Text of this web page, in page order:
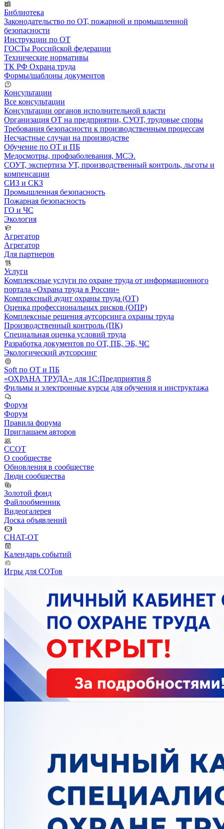
Библиотека
Законодательство по ОТ, пожарной и промышленной
безопасности
Инструкции по ОТ
ГОСТы Российской федерации
Технические нормативы
ТК РФ Охрана труда
Формы/шаблоны документов
Консультации
Все консультации
Консультации органов исполнительной власти
Организация ОТ на предприятии, СУОТ, трудовые споры
Требования безопасности к производственным процессам
Несчастные случаи на производстве
Обучение по ОТ и ПБ
Медосмотры, профзаболевания, МСЭ.
СОУТ, экспертиза УТ, производственный контроль, льготы и
компенсации
СИЗ и СКЗ
Промышленная безопасность
Пожарная безопасность
ГО и ЧС
Экология
Агрегатор
Агрегатор
Для партнеров
Услуги
Комплексные услуги по охране труда от информационного
портала «Охрана труда в России»
Комплексный аудит охраны труда (ОТ)
Оценка профессиональных рисков (ОПР)
Комплексные решения аутсорсинга охраны труда
Производственный контроль (ПК)
Специальная оценка условий труда
Разработка документов по ОТ, ПБ, ЭБ, ЧС
Экологический аутсорсинг
Soft по ОТ и ПБ
«ОХРАНА ТРУДА» для 1С:Предприятия 8
Фильмы и электронные курсы для обучения и инструктажа
Форум
Форум
Правила форума
Приглашаем авторов
ССОТ
О сообществе
Обновления в сообществе
Люди сообщества
Золотой фонд
Файлообменник
Видеогалерея
Доска объявлений
CHAT-OT
Календарь событий
Игры для СОТов